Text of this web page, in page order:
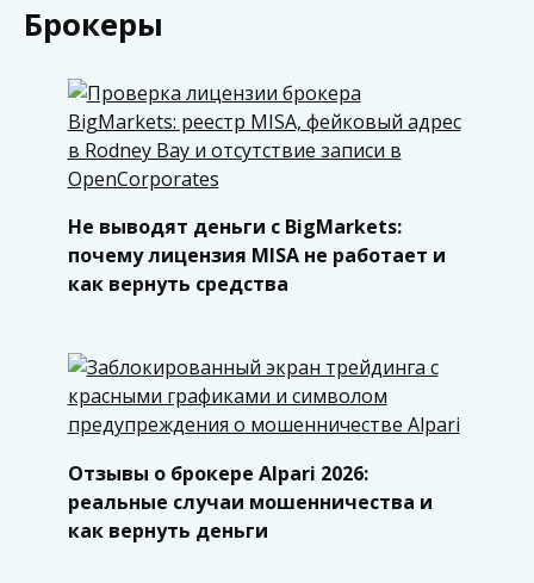
Брокеры
Не выводят деньги с BigMarkets:
почему лицензия MISA не работает и
как вернуть средства
Отзывы о брокере Alpari 2026:
реальные случаи мошенничества и
как вернуть деньги